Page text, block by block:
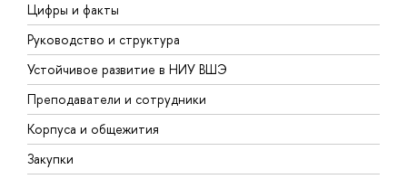
Цифры и факты
Руководство и структура
Устойчивое развитие в НИУ ВШЭ
Преподаватели и сотрудники
Корпуса и общежития
Закупки